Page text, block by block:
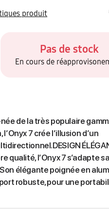
produit
Pas de stock
En cours de
de la très populaire
7 crée l’illusion d’un
qualité, l’Onyx 7 s’adapte
élégante poignée en
robuste, pour une